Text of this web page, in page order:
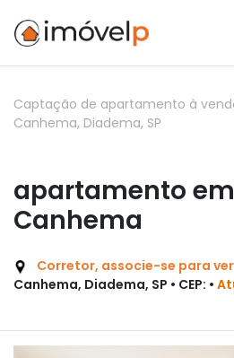
Captação de apartamento à
Canhema, Diadema, SP
apartamento
Canhema
Corretor, associe-se para
Canhema, Diadema, SP • CEP: •